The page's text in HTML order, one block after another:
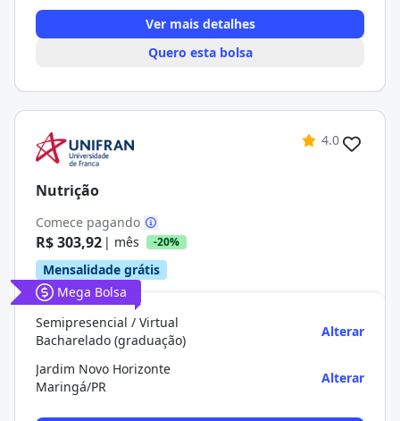
Ver mais detalhes
Quero esta bolsa
4.0
Nutrição
Comece pagando
R$ 303,92 | mês -20%
Mensalidade grátis
Mega Bolsa
Semipresencial / Virtual
Bacharelado (graduação)
Alterar
Jardim Novo Horizonte
Maringá/PR
Alterar